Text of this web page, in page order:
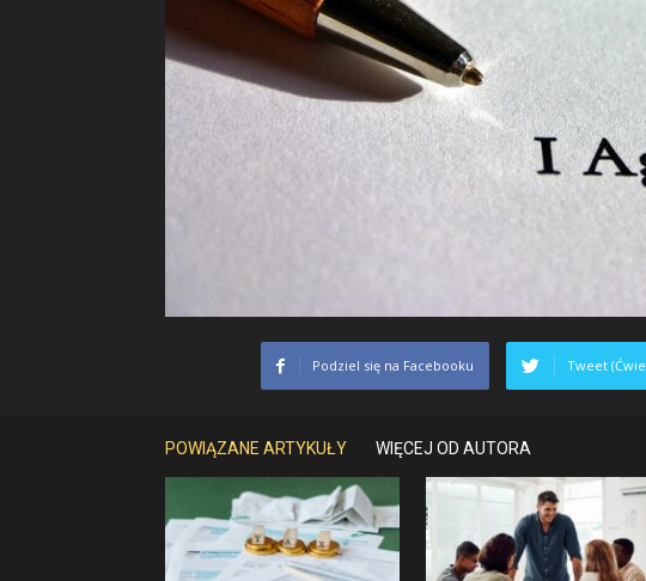
Podziel się na Facebooku Tweet
POWIĄZANE ARTYKUŁY WIĘCEJ OD AUTORA